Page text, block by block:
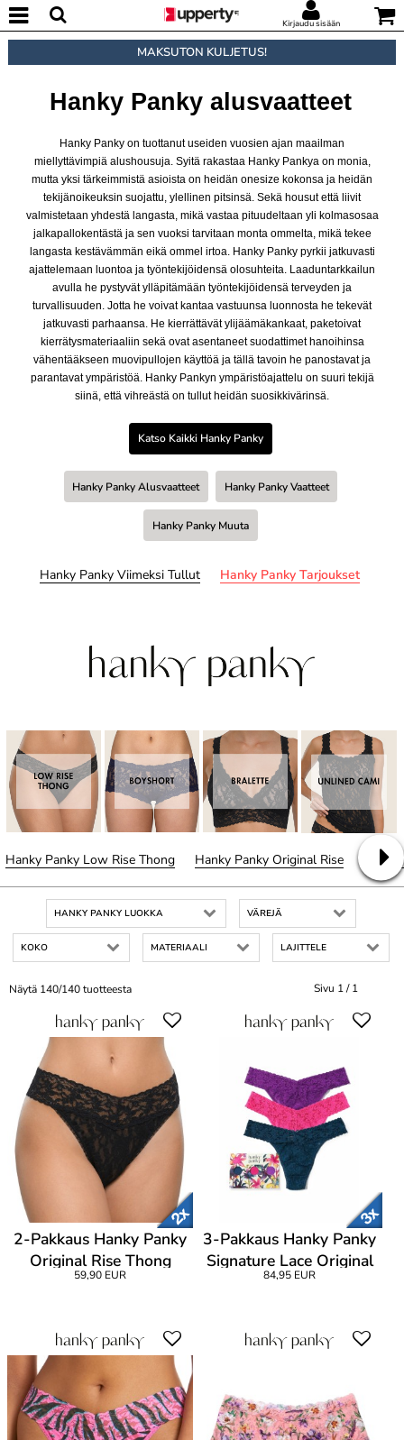
Kirjaudu sisään
MAKSUTON KULJETUS!
Hanky Panky alusvaatteet
Hanky Panky on tuottanut useiden vuosien ajan maailman
miellyttävimpiä alushousuja. Syitä rakastaa Hanky Pankya on monia,
mutta yksi tärkeimmistä asioista on heidän onesize kokonsa ja heidän
tekijänoikeuksin suojattu, ylellinen pitsinsä. Sekä housut että liivit
valmistetaan yhdestä langasta, mikä vastaa pituudeltaan yli kolmasosaa
jalkapallokentästä ja sen vuoksi tarvitaan monta ommelta, mikä tekee
langasta kestävämmän eikä ommel irtoa. Hanky Panky pyrkii jatkuvasti
ajattelemaan luontoa ja työntekijöidensä olosuhteita. Laaduntarkkailun
avulla he pystyvät ylläpitämään työntekijöidensä terveyden ja
turvallisuuden. Jotta he voivat kantaa vastuunsa luonnosta he tekevät
jatkuvasti parhaansa. He kierrättävät ylijäämäkankaat, paketoivat
kierrätysmateriaaliin sekä ovat asentaneet suodattimet hanoihinsa
vähentääkseen muovipullojen käyttöä ja tällä tavoin he panostavat ja
parantavat ympäristöä. Hanky Pankyn ympäristöajattelu on suuri tekijä
siinä, että vihreästä on tullut heidän suosikkivärinsä.
Katso Kaikki Hanky Panky
Hanky Panky Alusvaatteet Hanky Panky Vaatteet
Hanky Panky Muuta
Hanky Panky Viimeksi Tullut Hanky Panky Tarjoukset
Hanky Panky Low Rise Thong Hanky Panky Original Rise
HANKY PANKY LUOKKA VÄREJÄ
KOKO MATERIAALI LAJITTELE
Sivu 1 / 1
Näytä 140/140 tuotteesta
2-Pakkaus Hanky Panky
Original Rise Thong
59,90 EUR
3-Pakkaus Hanky Panky
Signature Lace Original
Rise Thong
84,95 EUR